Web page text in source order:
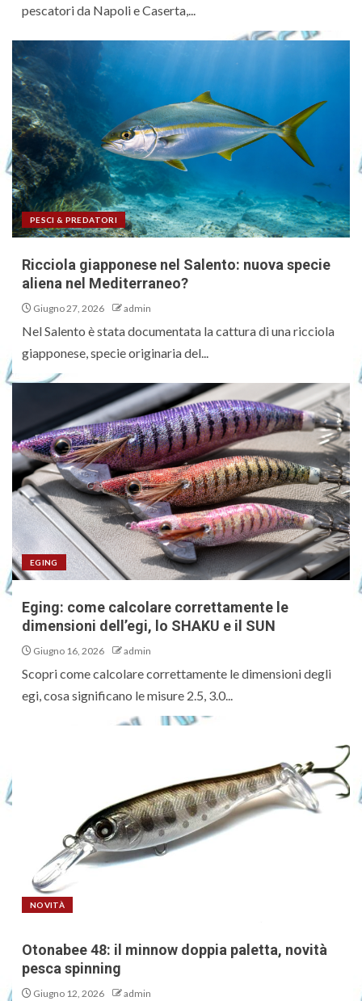
pescatori da Napoli e Caserta,...
PESCI & PREDATORI
Ricciola giapponese nel Salento: nuova specie
aliena nel Mediterraneo?
Giugno 27, 2026 admin
Nel Salento è stata documentata la cattura di una ricciola
giapponese, specie originaria del...
EGING
Eging: come calcolare correttamente le
dimensioni dell’egi, lo SHAKU e il SUN
Giugno 16, 2026 admin
Scopri come calcolare correttamente le dimensioni degli
egi, cosa significano le misure 2.5, 3.0...
NOVITÀ
Otonabee 48: il minnow doppia paletta, novità
pesca spinning
Giugno 12, 2026 admin